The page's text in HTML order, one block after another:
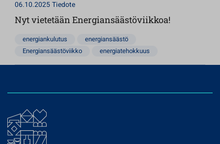
06.10.2025Tiedote
Nyt vietetään Energiansäästöviikkoa!
energiankulutus
energiansäästö
Energiansäästöviikko
energiatehokkuus